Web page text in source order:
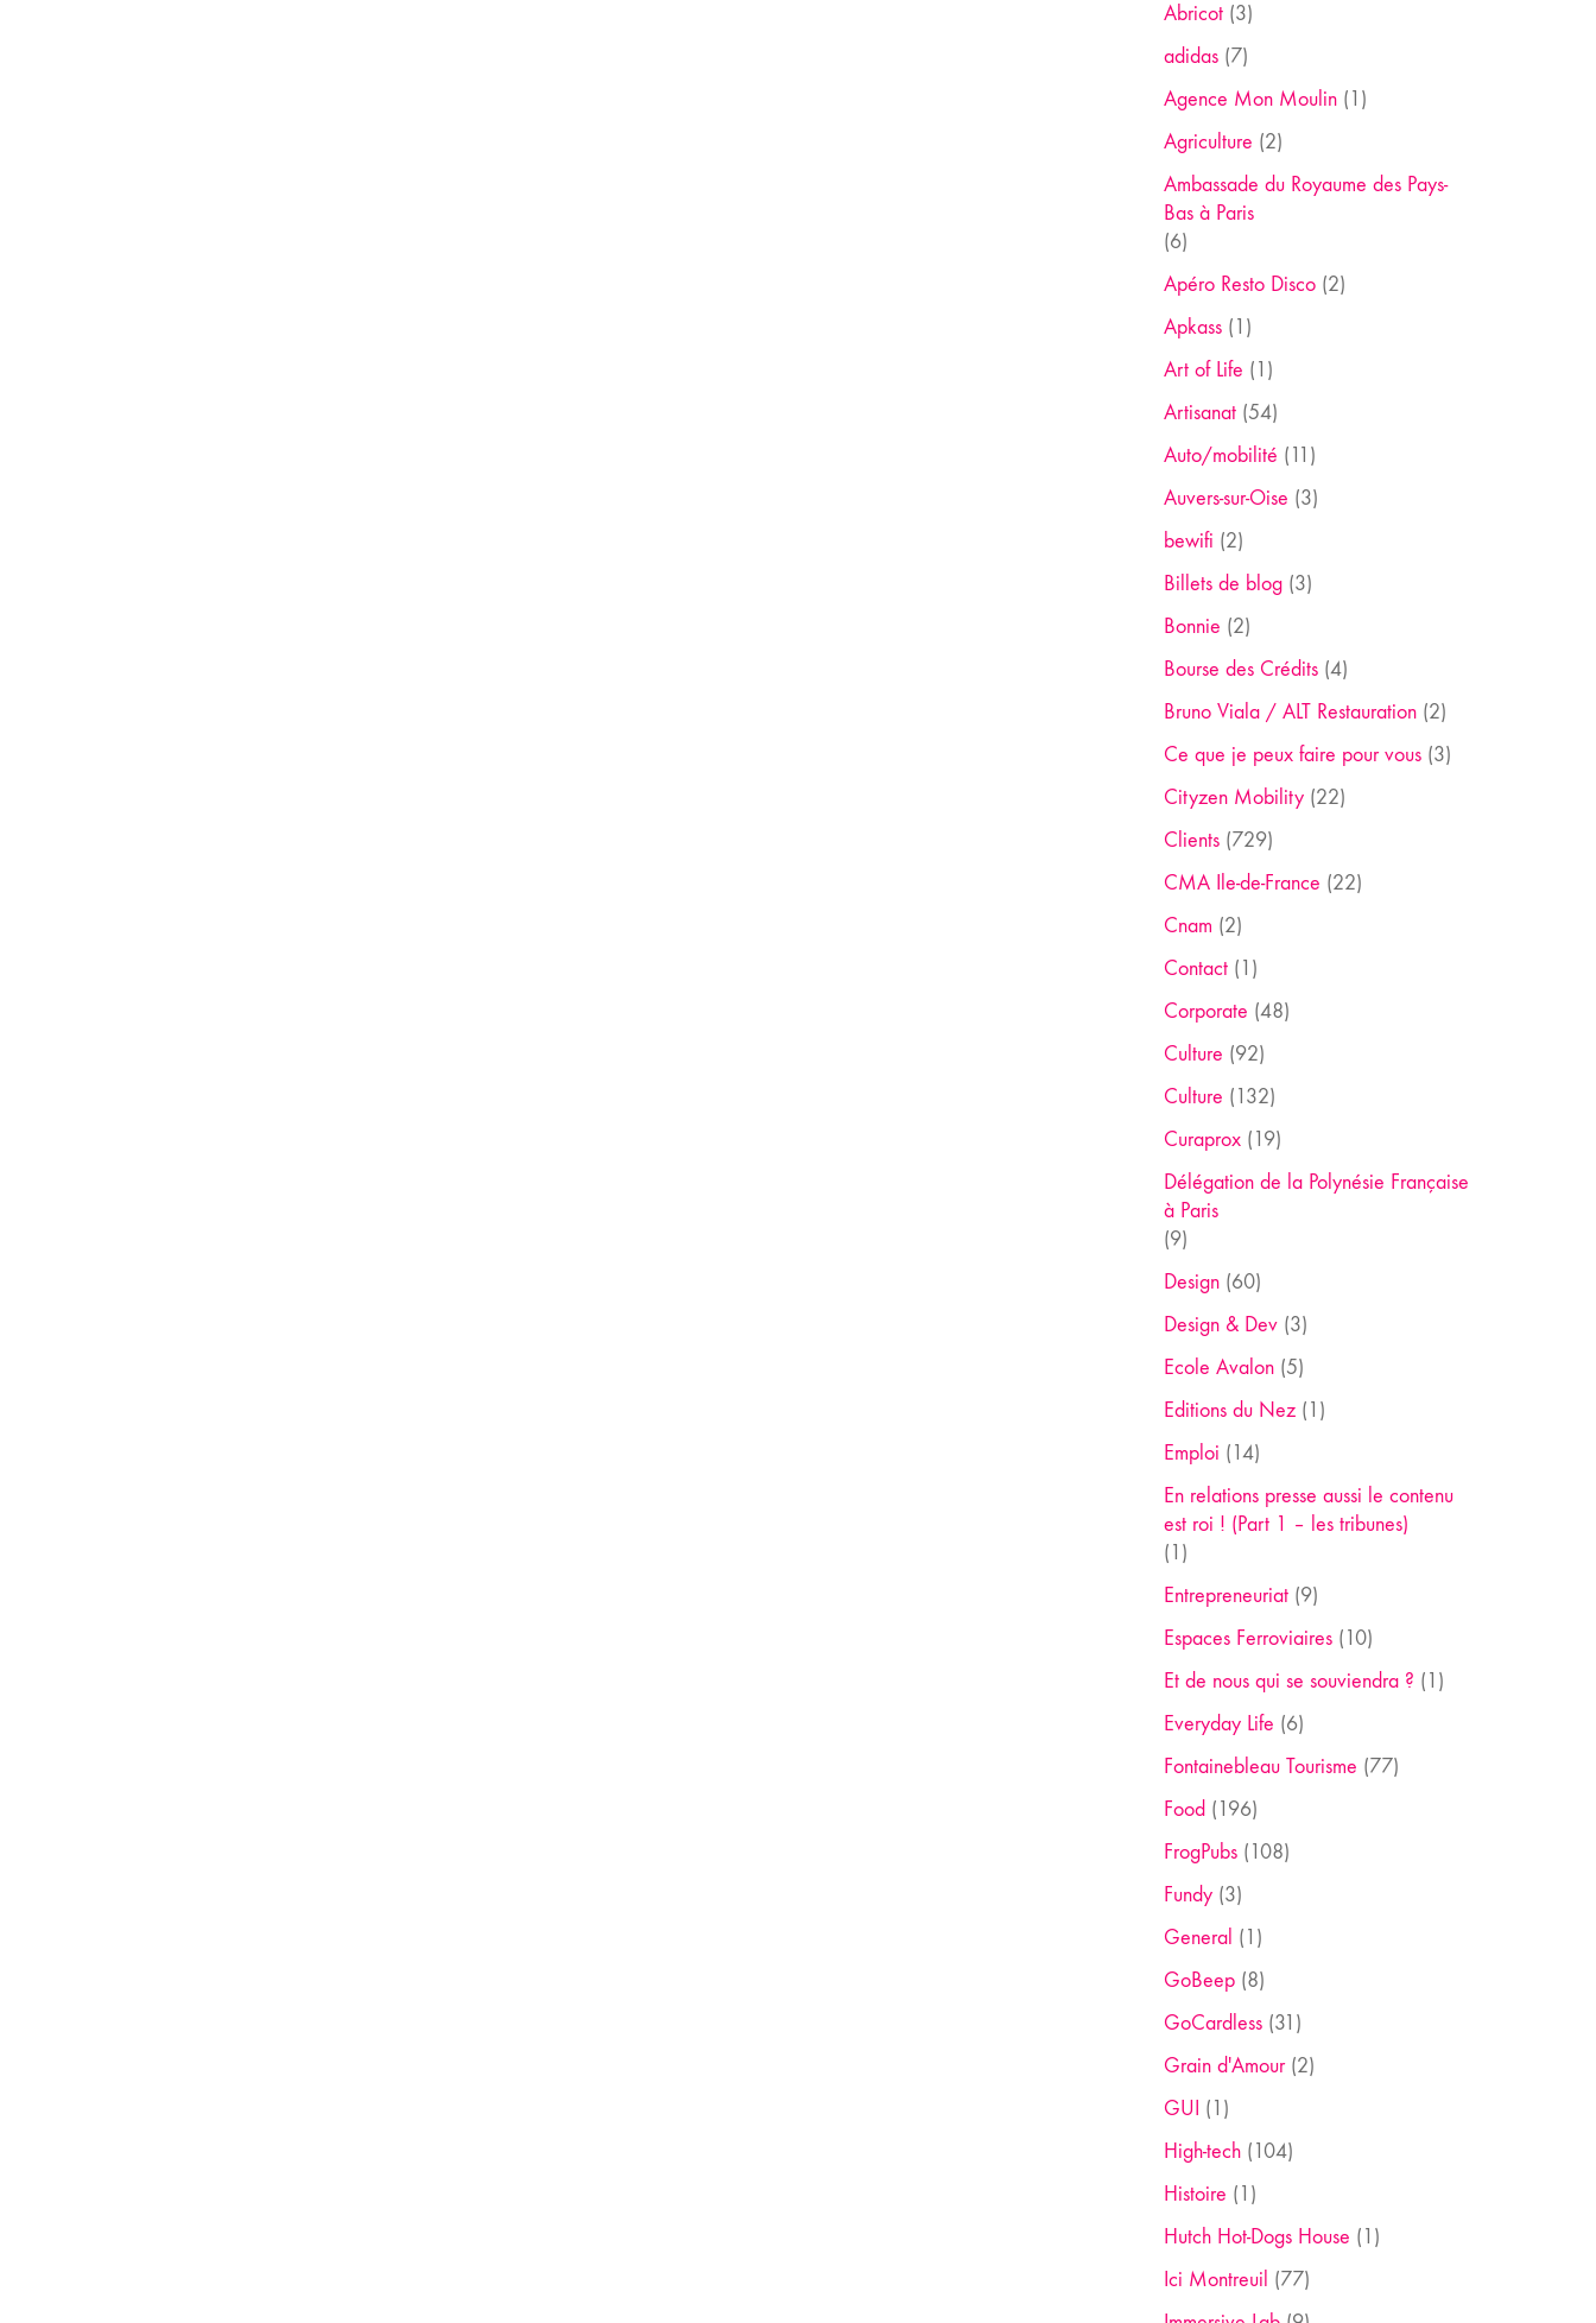
Abricot(3)
adidas(7)
Agence Mon Moulin(1)
Agriculture (2)
Ambassade du Royaume des Pays-
Bas à Paris
(6)
Apéro Resto Disco(2)
Apkass(1)
Art of Life (1)
Artisanat(54)
Auto/mobilité (11)
Auvers-sur-Oise (3)
bewifi (2)
Billets de blog(3)
Bonnie (2)
Bourse des Crédits(4)
Bruno Viala / ALT Restauration(2)
Ce que je peux faire pour vous(3)
Cityzen Mobility(22)
Clients(729)
CMA Ile-de-France (22)
Cnam (2)
Contact(1)
Corporate (48)
Culture (92)
Culture (132)
Curaprox(19)
Délégation de la Polynésie Française
à Paris
(9)
Design(60)
Design & Dev(3)
Ecole Avalon(5)
Editions du Nez(1)
Emploi (14)
En relations presse aussi le contenu
est roi ! (Part 1 – les tribunes)
(1)
Entrepreneuriat(9)
Espaces Ferroviaires(10)
Et de nous qui se souviendra ? (1)
Everyday Life (6)
Fontainebleau Tourisme (77)
Food (196)
FrogPubs(108)
Fundy(3)
General (1)
GoBeep(8)
GoCardless(31)
Grain d'Amour(2)
GUI (1)
High-tech(104)
Histoire (1)
Hutch Hot-Dogs House (1)
Ici Montreuil (77)